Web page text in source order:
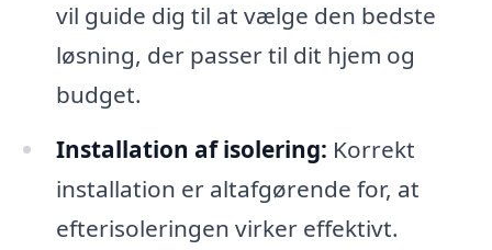
vil guide dig til at vælge den bedste
løsning, der passer til dit hjem og
budget.
Installation af isolering: Korrekt
installation er altafgørende for, at
efterisoleringen virker effektivt.